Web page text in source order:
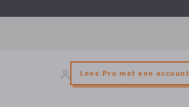
Lees Pro met een account